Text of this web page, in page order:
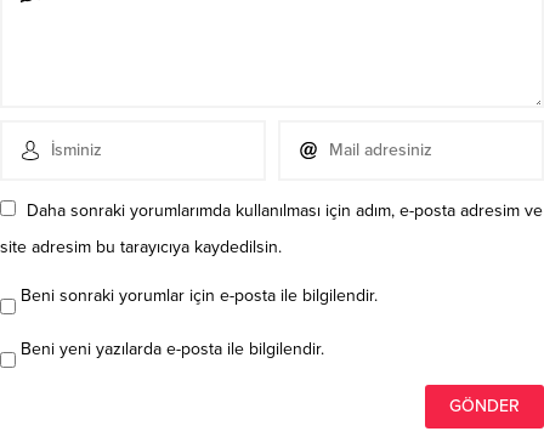
Daha sonraki yorumlarımda kullanılması için adım, e-posta adresim ve
site adresim bu tarayıcıya kaydedilsin.
Beni sonraki yorumlar için e-posta ile bilgilendir.
Beni yeni yazılarda e-posta ile bilgilendir.